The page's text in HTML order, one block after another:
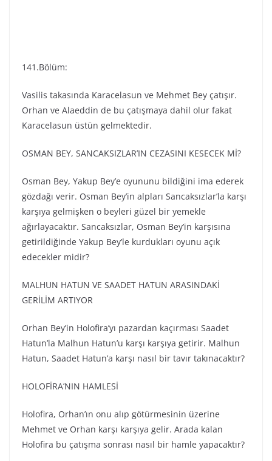
141.Bölüm:
Vasilis takasında Karacelasun ve Mehmet Bey çatışır.
Orhan ve Alaeddin de bu çatışmaya dahil olur fakat
Karacelasun üstün gelmektedir.
OSMAN BEY, SANCAKSIZLAR’IN CEZASINI KESECEK Mİ?
Osman Bey, Yakup Bey’e oyununu bildiğini ima ederek
gözdağı verir. Osman Bey’in alpları Sancaksızlar’la karşı
karşıya gelmişken o beyleri güzel bir yemekle
ağırlayacaktır. Sancaksızlar, Osman Bey’in karşısına
getirildiğinde Yakup Bey’le kurdukları oyunu açık
edecekler midir?
MALHUN HATUN VE SAADET HATUN ARASINDAKİ
GERİLİM ARTIYOR
Orhan Bey’in Holofira’yı pazardan kaçırması Saadet
Hatun’la Malhun Hatun’u karşı karşıya getirir. Malhun
Hatun, Saadet Hatun’a karşı nasıl bir tavır takınacaktır?
HOLOFİRA’NIN HAMLESİ
Holofira, Orhan’ın onu alıp götürmesinin üzerine
Mehmet ve Orhan karşı karşıya gelir. Arada kalan
Holofira bu çatışma sonrası nasıl bir hamle yapacaktır?